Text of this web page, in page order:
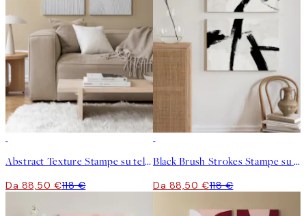
Abstract Texture Stampe su tela Duo
Da 88,50 €118 €
Black Brush Strokes Stampe su tela Duo
Da 88,50 €118 €